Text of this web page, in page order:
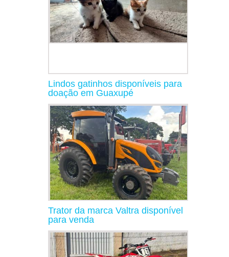
Lindos gatinhos disponíveis para
doação em Guaxupé
Trator da marca Valtra disponível
para venda